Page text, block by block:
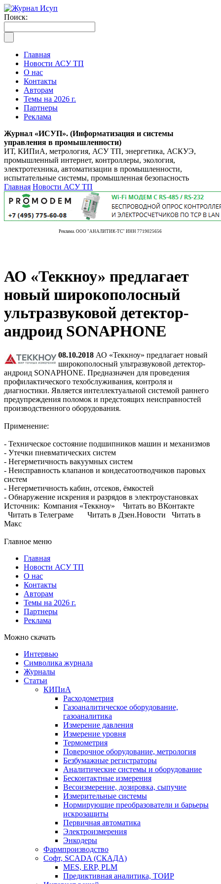
Поиск:
Главная
Новости АСУ ТП
О нас
Контакты
Авторам
Темы на 2026 г.
Партнеры
Реклама
Журнал «ИСУП». (Информатизация и системы
управления в промышленности)
ИТ, КИПиА, метрология, АСУ ТП, энергетика, АСКУЭ,
промышленный интернет, контроллеры, экология,
электротехника, автоматизации в промышленности,
испытательные системы, промышленная безопасность
Главная Новости АСУ ТП
Реклама. ООО "АНАЛИТИК-ТС" ИНН 7719025656
АО «Теккноу» предлагает
новый широкополосный
ультразвуковой детектор-
андроид SONAPHONE
08.10.2018 АО «Теккноу» предлагает новый
широкополосный ультразвуковой детектор-
андроид SONAPHONE. Предназначен для проведения
профилактического техобслуживания, контроля и
диагностики. Является интеллектуальной системой раннего
предупреждения поломок и предстоящих неисправностей
производственного оборудования.
Применение:
- Техническое состояние подшипников машин и механизмов
- Утечки пневматических систем
- Негерметичность вакуумных систем
- Неисправность клапанов и кондесатоотводчиков паровых
систем
- Негерметичность кабин, отсеков, ёмкостей
- Обнаружение искрения и разрядов в электроустановках
Источник: Компания «Теккноу» Читать во ВКонтакте
Читать в Телеграме Читать в Дзен.Новости Читать в
Макс
Главное меню
Главная
Новости АСУ ТП
О нас
Контакты
Авторам
Темы на 2026 г.
Партнеры
Реклама
Можно скачать
Интервью
Символика журнала
Журналы
Статьи
КИПиА
Расходометрия
Газоаналитическое оборудование,
газоаналитика
Измерение давления
Измерение уровня
Термометрия
Поверочное оборудование, метрология
Безбумажные регистраторы
Аналитические системы и оборудование
Бесконтактные измерения
Весоизмерение, дозировка, сыпучие
Измерительные системы
Нормирующие преобразователи и барьеры
искрозащиты
Первичная автоматика
Электроизмерения
Энкодеры
Фармпроизводство
Софт, SCADA (СКАДА)
MES, ERP, PLM
Предиктивная аналитика, ТОИР